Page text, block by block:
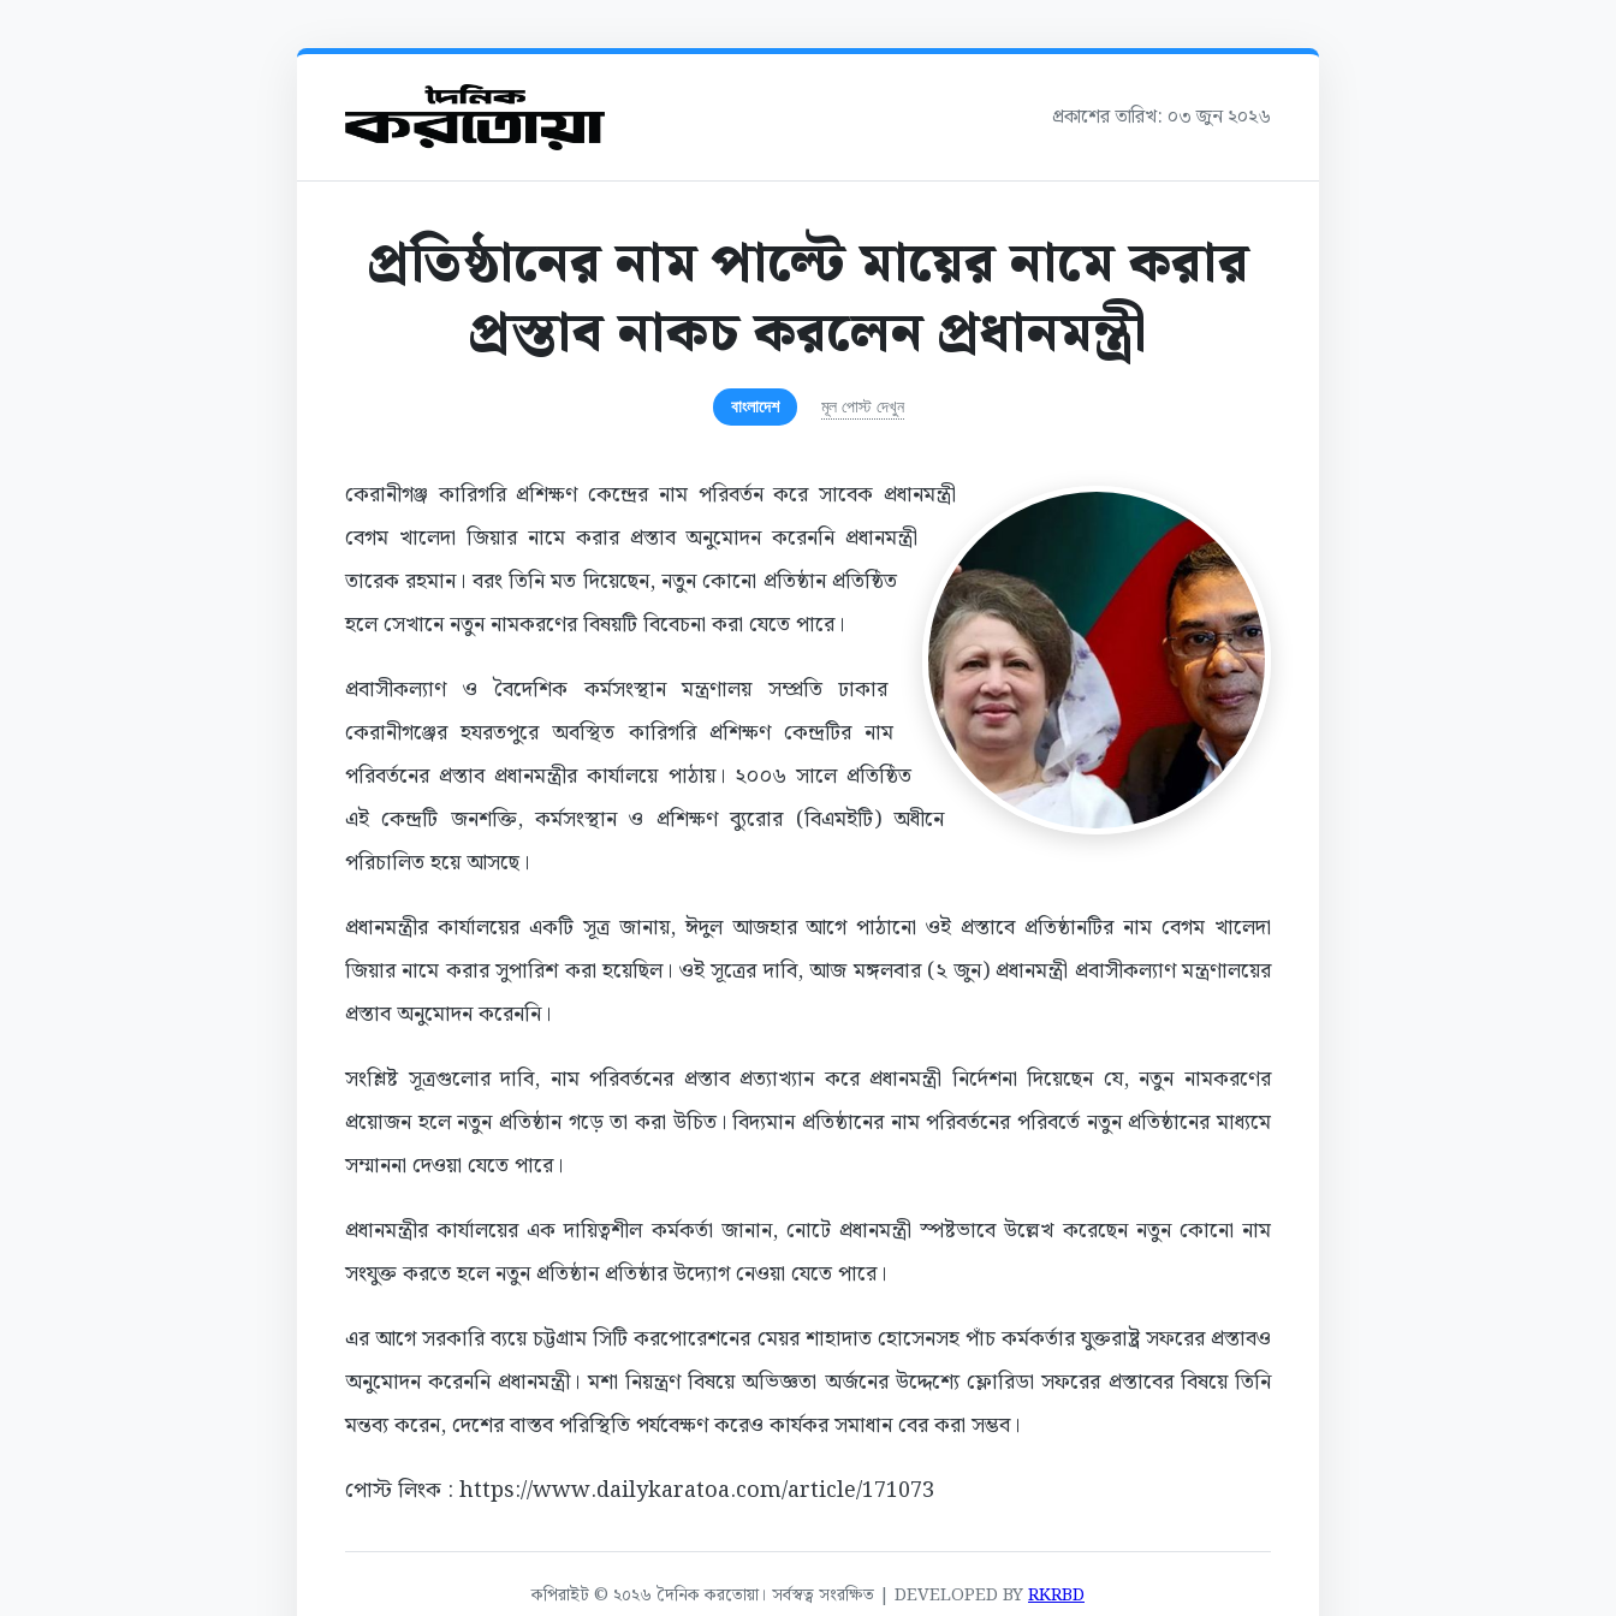
প্রকাশের তারিখ: ০৩ জুন ২০২৬
প্রতিষ্ঠানের নাম পাল্টে মায়ের নামে করার
প্রস্তাব নাকচ করলেন প্রধানমন্ত্রী
বাংলাদেশ মূল পোস্ট দেখুন
কেরানীগঞ্জ কারিগরি প্রশিক্ষণ কেন্দ্রের নাম পরিবর্তন করে সাবেক প্রধানমন্ত্রী
বেগম খালেদা জিয়ার নামে করার প্রস্তাব অনুমোদন করেননি প্রধানমন্ত্রী
তারেক রহমান। বরং তিনি মত দিয়েছেন, নতুন কোনো প্রতিষ্ঠান প্রতিষ্ঠিত
হলে সেখানে নতুন নামকরণের বিষয়টি বিবেচনা করা যেতে পারে।
প্রবাসীকল্যাণ ও বৈদেশিক কর্মসংস্থান মন্ত্রণালয় সম্প্রতি ঢাকার
কেরানীগঞ্জের হযরতপুরে অবস্থিত কারিগরি প্রশিক্ষণ কেন্দ্রটির নাম
পরিবর্তনের প্রস্তাব প্রধানমন্ত্রীর কার্যালয়ে পাঠায়। ২০০৬ সালে প্রতিষ্ঠিত
এই কেন্দ্রটি জনশক্তি, কর্মসংস্থান ও প্রশিক্ষণ ব্যুরোর (বিএমইটি) অধীনে
পরিচালিত হয়ে আসছে।
প্রধানমন্ত্রীর কার্যালয়ের একটি সূত্র জানায়, ঈদুল আজহার আগে পাঠানো ওই প্রস্তাবে প্রতিষ্ঠানটির নাম বেগম খালেদা
জিয়ার নামে করার সুপারিশ করা হয়েছিল। ওই সূত্রের দাবি, আজ মঙ্গলবার (২ জুন) প্রধানমন্ত্রী প্রবাসীকল্যাণ মন্ত্রণালয়ের
প্রস্তাব অনুমোদন করেননি।
সংশ্লিষ্ট সূত্রগুলোর দাবি, নাম পরিবর্তনের প্রস্তাব প্রত্যাখ্যান করে প্রধানমন্ত্রী নির্দেশনা দিয়েছেন যে, নতুন নামকরণের
প্রয়োজন হলে নতুন প্রতিষ্ঠান গড়ে তা করা উচিত। বিদ্যমান প্রতিষ্ঠানের নাম পরিবর্তনের পরিবর্তে নতুন প্রতিষ্ঠানের মাধ্যমে
সম্মাননা দেওয়া যেতে পারে।
প্রধানমন্ত্রীর কার্যালয়ের এক দায়িত্বশীল কর্মকর্তা জানান, নোটে প্রধানমন্ত্রী স্পষ্টভাবে উল্লেখ করেছেন নতুন কোনো নাম
সংযুক্ত করতে হলে নতুন প্রতিষ্ঠান প্রতিষ্ঠার উদ্যোগ নেওয়া যেতে পারে।
এর আগে সরকারি ব্যয়ে চট্টগ্রাম সিটি করপোরেশনের মেয়র শাহাদাত হোসেনসহ পাঁচ কর্মকর্তার যুক্তরাষ্ট্র সফরের প্রস্তাবও
অনুমোদন করেননি প্রধানমন্ত্রী। মশা নিয়ন্ত্রণ বিষয়ে অভিজ্ঞতা অর্জনের উদ্দেশ্যে ফ্লোরিডা সফরের প্রস্তাবের বিষয়ে তিনি
মন্তব্য করেন, দেশের বাস্তব পরিস্থিতি পর্যবেক্ষণ করেও কার্যকর সমাধান বের করা সম্ভব।
পোস্ট লিংক : https://www.dailykaratoa.com/article/171073
কপিরাইট © ২০২৬ দৈনিক করতোয়া। সর্বস্বত্ব সংরক্ষিত | DEVELOPED BYRKRBD